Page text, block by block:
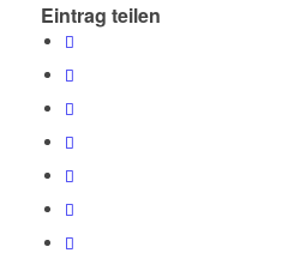
Eintrag teilen